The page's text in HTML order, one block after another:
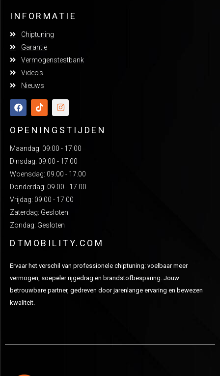
INFORMATIE
Chiptuning
Garantie
Vermogenstestbank
Video's
Nieuws
OPENINGSTIJDEN
Maandag: 09:00 - 17:00
Dinsdag: 09.00 - 17.00
Woensdag: 09.00 - 17.00
Donderdag: 09.00 - 17.00
Vrijdag: 09.00 - 17.00
Zaterdag: Gesloten
Zondag: Gesloten
DTMOBILITY.COM
Ervaar het verschil van professionele chiptuning: voelbaar meer
vermogen, soepeler rijgedrag en brandstofbesparing. Jouw
betrouwbare partner, gedreven door jarenlange ervaring en bewezen
kwaliteit.